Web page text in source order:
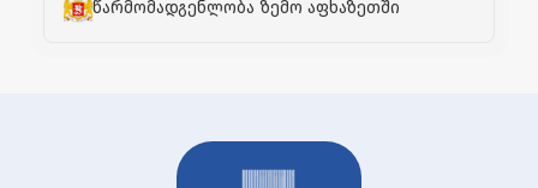
წარმომადგენლობა ზემო აფხაზეთში